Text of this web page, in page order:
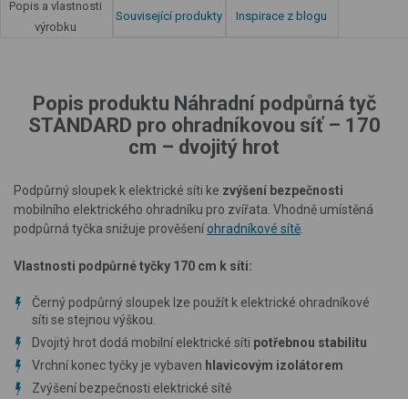
Popis a vlastnosti
výrobku
Související produkty Inspirace z blogu
Popis produktu Náhradní podpůrná tyč
STANDARD pro ohradníkovou síť – 170
cm – dvojitý hrot
Podpůrný sloupek k elektrické síti ke zvýšení bezpečnosti
mobilního elektrického ohradníku pro zvířata. Vhodně umístěná
podpůrná tyčka snižuje prověšeníohradníkové sítě
Vlastnosti podpůrné tyčky 170 cm k síti:
Černý podpůrný sloupek lze použít k elektrické ohradníkové
síti se stejnou výškou.
Dvojitý hrot dodá mobilní elektrické síti potřebnou stabilitu
Vrchní konec tyčky je vybaven hlavicovým izolátorem
Zvýšení bezpečnosti elektrické sítě